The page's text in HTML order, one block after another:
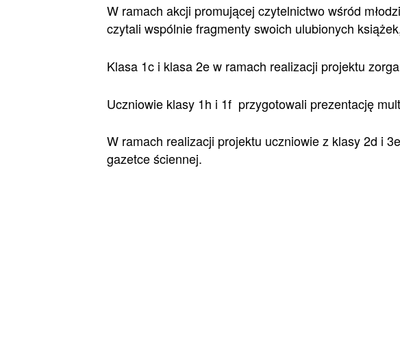
W ramach akcji promującej czytelnictwo wśród
czytali wspólnie fragmenty swoich ulubionych
Klasa 1c i klasa 2e w ramach realizacji projektu
Uczniowie klasy 1h i 1f przygotowali prezentację
W ramach realizacji projektu uczniowie z klasy 2d i
gazetce ściennej.